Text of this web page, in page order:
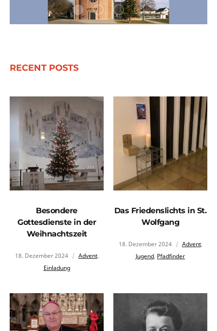
RECENT POSTS
Besondere
Gottesdienste in der
Weihnachtszeit
18. Dezember 2024 Advent,
Einladung
Das Friedenslichts in St.
Wolfgang
18. Dezember 2024 Advent,
Jugend, Pfadfinder